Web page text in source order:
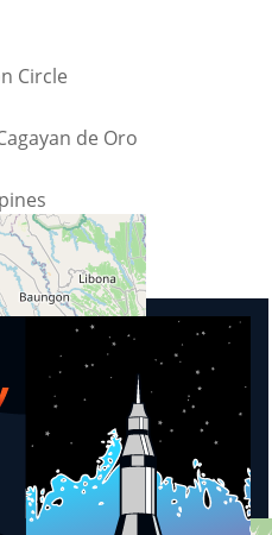
Circle
de Oro